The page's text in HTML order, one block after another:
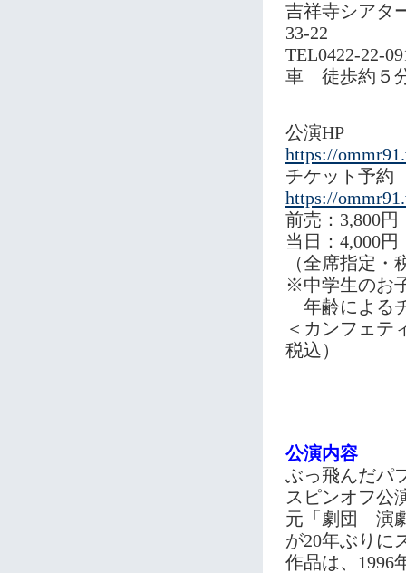
吉祥寺シアタ
33-22
TEL0422-22-
車 徒歩約５
公演HP
https://
チケット予約
https://
前売：3,800円
当日：4,000円
（全席指定・
※中学生のお
年齢による
＜カンフェテ
税込）
公演内容
ぶっ飛んだパ
スピンオフ公
元「劇団 演
が20年ぶりに
作品は、1996